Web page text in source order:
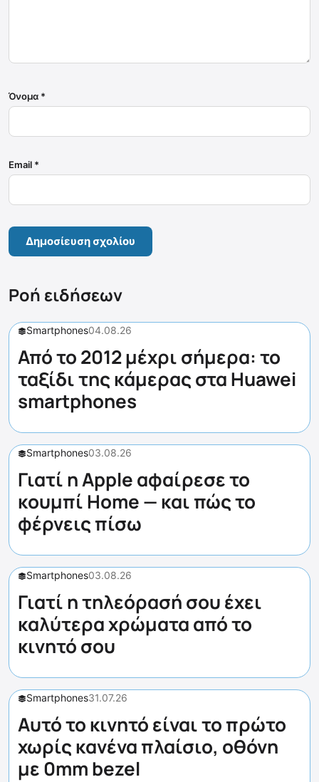
Όνομα *
Email *
Ροή ειδήσεων
Smartphones04.08.26
Από το 2012 μέχρι σήμερα: το
ταξίδι της κάμερας στα Huawei
smartphones
Smartphones03.08.26
Γιατί η Apple αφαίρεσε το
κουμπί Home — και πώς το
φέρνεις πίσω
Smartphones03.08.26
Γιατί η τηλεόρασή σου έχει
καλύτερα χρώματα από το
κινητό σου
Smartphones31.07.26
Αυτό το κινητό είναι το πρώτο
χωρίς κανένα πλαίσιο, οθόνη
με 0mm bezel